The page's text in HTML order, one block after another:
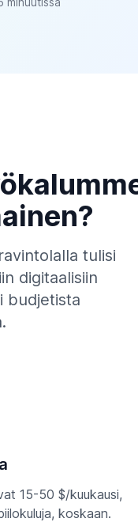
tulisi
digitaalisiin
budjetista
15-50 $/kuukausi,
koskaan.